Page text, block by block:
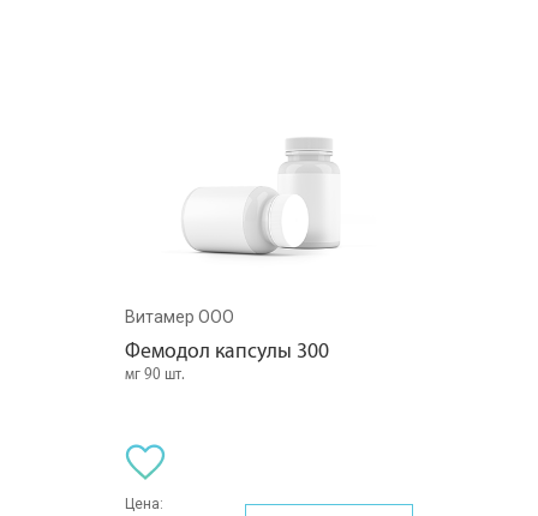
Витамер ООО
Фемодол капсулы 300
мг 90 шт.
Цена: